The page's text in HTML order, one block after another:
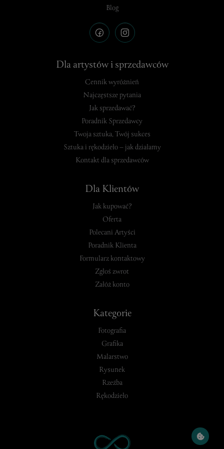
Blog
Dla artystów i sprzedawców
Cennik wyróżnień
Najczęstsze pytania
Jak sprzedawać?
Poradnik Sprzedawcy
Twoja sztuka, Twój sukces
Sztuka i rękodzieło – jak działamy
Kontakt dla sprzedawców
Dla Klientów
Jak kupować?
Oferta
Polecani Artyści
Poradnik Klienta
Formularz kontaktowy
Zgłoś zwrot
Załóż konto
Kategorie
Fotografia
Grafika
Malarstwo
Rysunek
Rzeźba
Rękodzieło